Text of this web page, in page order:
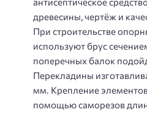
древесины, чертёж и
При строительстве
используют брус
поперечных балок
Перекладины
мм. Крепление
помощью саморезов